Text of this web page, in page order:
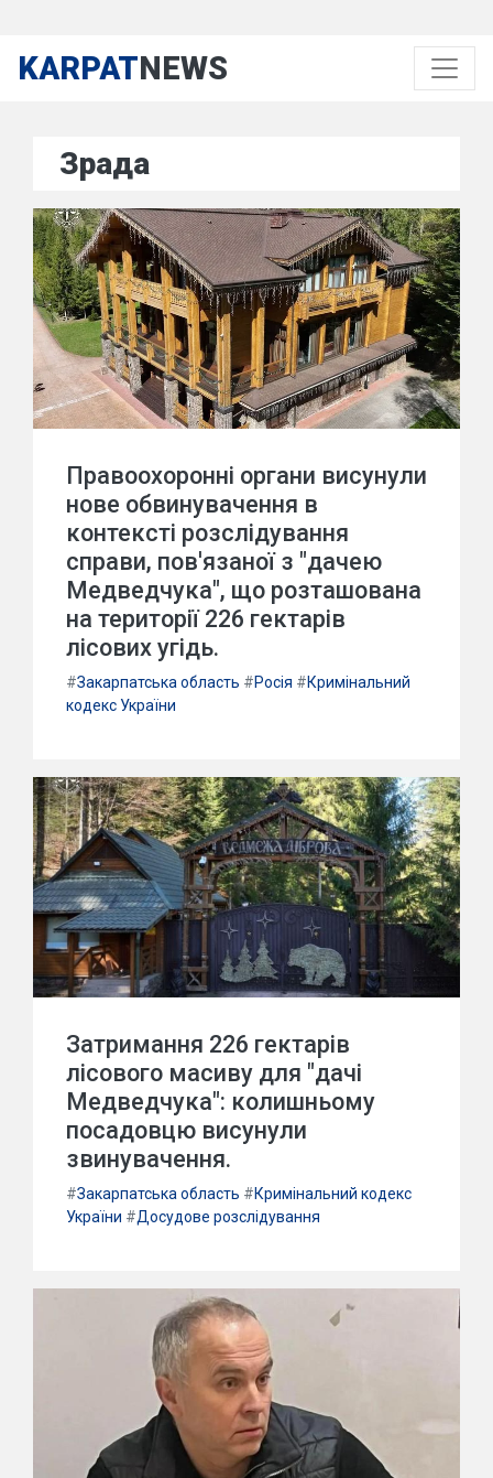
KARPATNEWS
Зрада
Правоохоронні органи висунули
нове обвинувачення в
контексті розслідування
справи, пов'язаної з "дачею
Медведчука", що розташована
на території 226 гектарів
лісових угідь.
#Закарпатська область #Росія #Кримінальний
кодекс України
Затримання 226 гектарів
лісового масиву для "дачі
Медведчука": колишньому
посадовцю висунули
звинувачення.
#Закарпатська область #Кримінальний кодекс
України #Досудове розслідування